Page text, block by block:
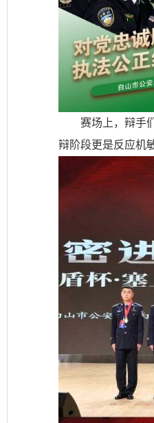
赛场上，辩手
辩阶段更是反应机